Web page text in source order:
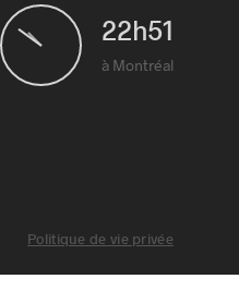
22h51
à Montréal
Politique de vie privée